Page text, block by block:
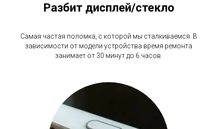
Разбит дисплей/стекло
Самая частая поломка, с которой мы сталкиваемся. В
зависимости от модели устройства время ремонта
занимает от 30 минут до 6 часов.